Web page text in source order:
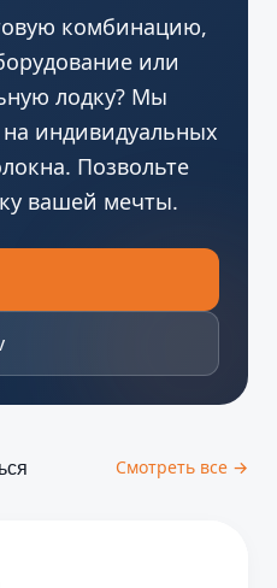
комбинацию,
или
лодку? Мы
индивидуальных
Позвольте
вашей мечты.
Смотреть все →